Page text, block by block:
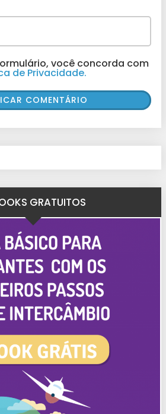
você concorda com
de Privacidade.
GRATUITOS